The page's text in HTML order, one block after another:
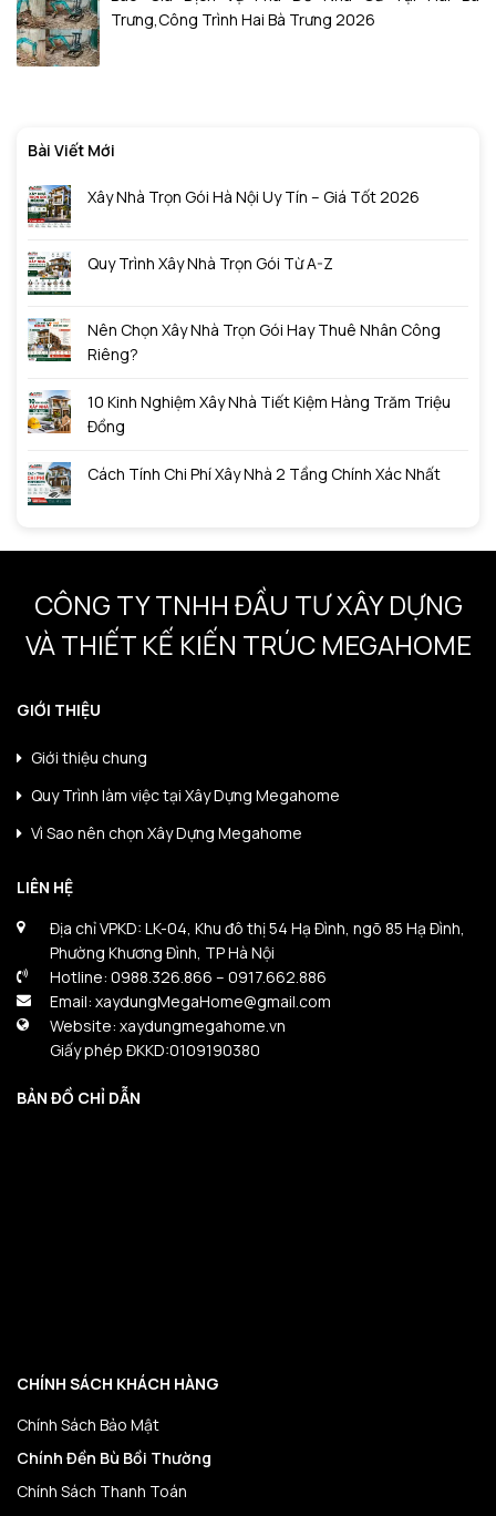
Bài Viết Mới
Xây Nhà Trọn Gói Hà Nội Uy Tín – Giá Tốt 2026
Quy Trình Xây Nhà Trọn Gói Từ A-Z
Nên Chọn Xây Nhà Trọn Gói Hay Thuê Nhân Công
Riêng?
10 Kinh Nghiệm Xây Nhà Tiết Kiệm Hàng Trăm Triệu
Đồng
Cách Tính Chi Phí Xây Nhà 2 Tầng Chính Xác Nhất
Trưng,Công Trình Hai Bà Trưng 2026
CÔNG TY TNHH ĐẦU TƯ XÂY DỰNG
VÀ THIẾT KẾ KIẾN TRÚC MEGAHOME
GIỚI THIỆU
Giới thiệu chung
Quy Trình làm việc tại Xây Dựng Megahome
Vì Sao nên chọn Xây Dựng Megahome
LIÊN HỆ
Địa chỉ VPKD: LK-04, Khu đô thị 54 Hạ Đình, ngõ 85 Hạ Đình,
Phường Khương Đình, TP Hà Nội
Hotline: 0988.326.866 – 0917.662.886
Email: xaydungMegaHome@gmail.com
Website: xaydungmegahome.vn
Giấy phép ĐKKD:0109190380
BẢN ĐỒ CHỈ DẪN
CHÍNH SÁCH KHÁCH HÀNG
Chính Sách Bảo Mật
Chính Đền Bù Bồi Thường
Chính Sách Thanh Toán